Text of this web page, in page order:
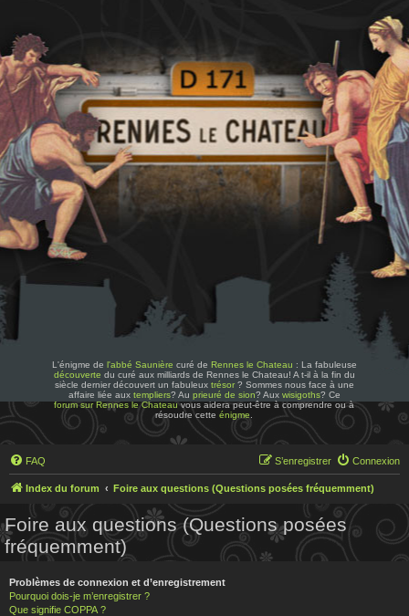
L'énigme de l'abbé Saunière curé de Rennes le Chateau : La fabuleuse
découverte du curé aux milliards de Rennes le Chateau! A t-il à la fin du
siècle dernier découvert un fabuleux trésor? Sommes nous face à une
affaire liée aux templiers? Au prieuré de sion? Aux wisigoths? Ce
forum sur Rennes le Chateauvous aidera peut-être à comprendre ou à
résoudre cetteénigme
FAQ Connexion
S’enregistrer
Index du forum Foire aux questions (Questions posées fréquemment)
Foire aux questions (Questions posées
fréquemment)
Problèmes de connexion et d’enregistrement
Pourquoi dois-je m’enregistrer ?
Que signifie COPPA ?